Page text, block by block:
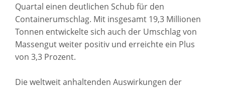
Quartal einen deutlichen Schub für den
Containerumschlag. Mit insgesamt 19,3 Millionen
Tonnen entwickelte sich auch der Umschlag von
Massengut weiter positiv und erreichte ein Plus
von 3,3 Prozent.
Die weltweit anhaltenden Auswirkungen der